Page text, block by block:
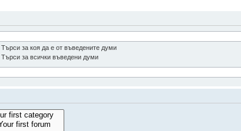
Търси за коя да е от въведените думи
Търси за всички въведени думи